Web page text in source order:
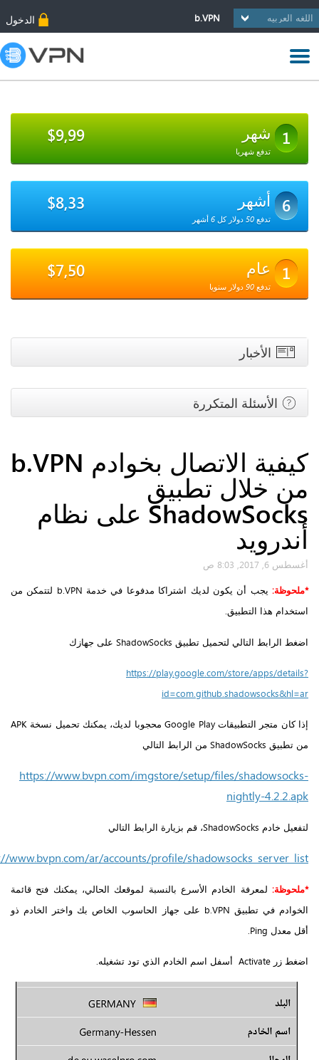
b.VPN الدخول
1 شهر $9,99
تدفع شهريا
6 أشهر $8,33
تدفع 50 دولار كل 6 أشهر
1 عام $7,50
تدفع 90 دولار سنويا
الأخبار
الأسئلة المتكررة
كيفية الاتصال بخوادم b.VPN
من خلال تطبيق
ShadowSocks على نظام
أندرويد
أغسطس 6, 2017, 8:03 ص
*ملحوظة:
يجب أن يكون لديك اشتراكا مدفوعا في خدمة b.VPN لتتمكن من
استخدام هذا التطبيق.
اضغط الرابط التالي لتحميل تطبيق ShadowSocks على جهازك
https://play.google.com/store/apps/details?
id=com.github.shadowsocks&hl=ar
إذا كان متجر التطبيقات Google Play محجوبا لديك، يمكنك تحميل نسخة APK
من تطبيق ShadowSocks من الرابط التالي
https://www.bvpn.com/imgstore/setup/files/shadowsocks-
nightly-4.2.2.apk
لتفعيل خادم ShadowSocks، قم بزيارة الرابط التالي
www.bvpn.com/ar/accounts/profile/shadowsocks_server_list/
*ملحوظة: لمعرفة الخادم الأسرع بالنسبة لموقعك الحالي، يمكنك فتح قائمة
الخوادم في تطبيق b.VPN على جهاز الحاسوب الخاص بك واختر الخادم ذو
أقل معدل Ping.
اضغط زر Activate أسفل اسم الخادم الذي تود تشغيله.